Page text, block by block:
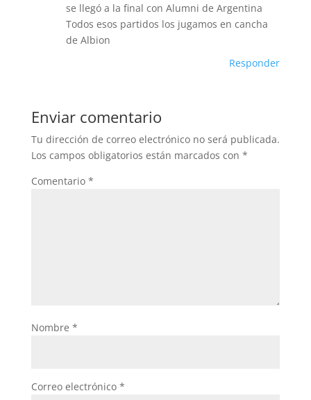
se llegó a la final con Alumni de Argentina
Todos esos partidos los jugamos en cancha
de Albion
Responder
Enviar comentario
Tu dirección de correo electrónico no será publicada.
Los campos obligatorios están marcados con *
Comentario *
Nombre *
Correo electrónico *